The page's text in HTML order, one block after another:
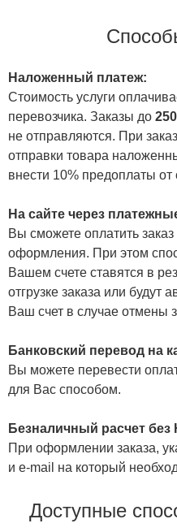
Наложенный платеж:
Стоимость услуги
перевозчика. Заказы до 250
не отправляются. При
отправки товара
внести 10% предоплаты
На сайте через
Вы сможете оплатить заказ
оформления. При этом
Вашем счете ставятся в
отгрузке заказа или будут
Ваш счет в случае отмены
Банковский перевод на
Вы можете перевести
для Вас способом.
Безналичный расчет без
При оформлении заказа,
и e-mail на который
Доступные